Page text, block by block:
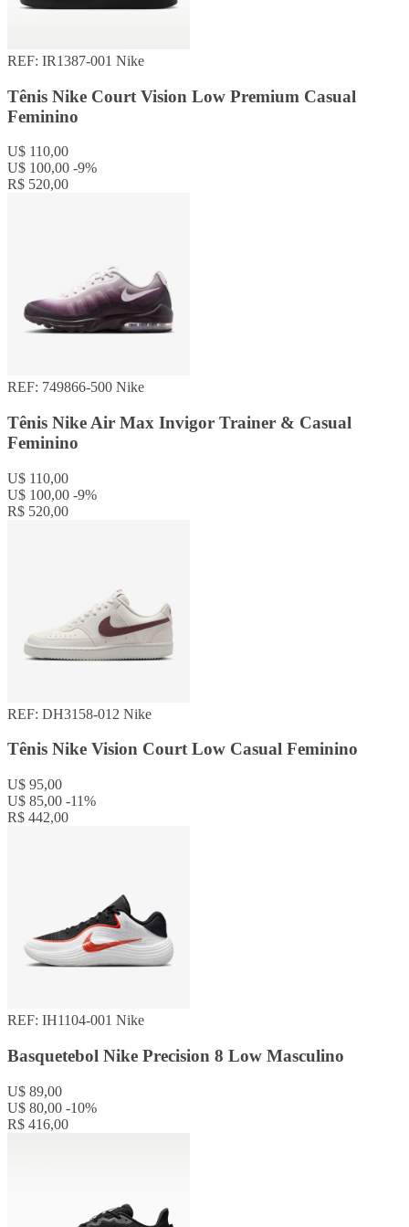
REF: IR1387-001 Nike
Tênis Nike Court Vision Low Premium Casual
Feminino
U$ 110,00
U$ 100,00 -9%
R$ 520,00
REF: 749866-500 Nike
Tênis Nike Air Max Invigor Trainer & Casual
Feminino
U$ 110,00
U$ 100,00 -9%
R$ 520,00
REF: DH3158-012 Nike
Tênis Nike Vision Court Low Casual Feminino
U$ 95,00
U$ 85,00 -11%
R$ 442,00
REF: IH1104-001 Nike
Basquetebol Nike Precision 8 Low Masculino
U$ 89,00
U$ 80,00 -10%
R$ 416,00